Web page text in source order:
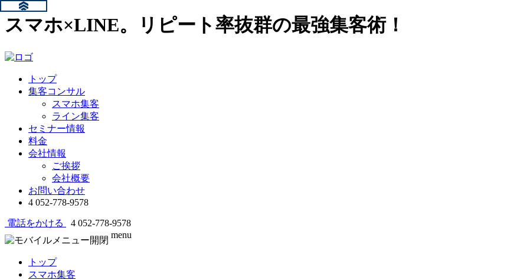
スマホ×LINE。リピート率抜群の最強集客術！
トップ
集客コンサル
スマホ集客
ライン集客
セミナー情報
料金
会社情報
ご挨拶
会社概要
お問い合わせ
4 052-778-9578
電話をかける 4 052-778-9578
menu
トップ
スマホ集客